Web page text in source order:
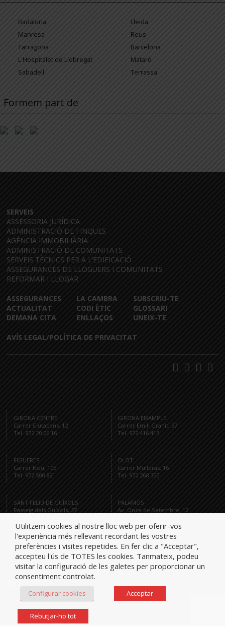
Badalona
Lleida
Manresa
Reus
Tarragona
Barcelona
L'Hospitalet de Llobregat
Mataró
Sabadell
Terrassa
Formem part de
SERVEIS
ASSESSORIA JURÍDICA
ADMINISTRACIÓ DE FINQUES
AGÈNCIA IMMOBILIÀRIA
ADMINISTRACIÓ DE COMUNITATS
SERVEIS TÈCNICS PER A L’EDIFICACIÓ
ASSEGURANCES DE LLOGUERS I COMUNITATS
REFORMAR I LLOGAR
ASSEGURANCES
ACTUALITAT
DEMANA CITA
LA CAMBRA
CODI ÈTIC
ENLLAÇOS
SUBSCRIU-TE
GLOSSARI
UNEIX-TE
AVÍS LEGAL/POLÍTICA DE PRIVACITAT
GIRONA CENTRE
Carrer Ciutadans, 12
Tel. 972 20 06 16
GIRONA EIXAMPLE
Carrer Emili Grahit, 37
Tel. 972 416 413
FIGUERES
Carrer Nou, 105
Tel. 972 500 821
OLOT
Carrer Mulleras, 16
Tel. 972 268 350
SANT FELIU DE GUÍXOLS
Passeig dels Guíxols, 27
PALAMÓS
Av. Onze de Setembre, 12
Tel.
iglesiesassociats
Utilitzem cookies al nostre lloc web per oferir-vos
l'experiència més rellevant recordant les vostres
preferències i visites repetides. En fer clic a "Acceptar",
accepteu l'ús de TOTES les cookies. Tanmateix, podeu
visitar la configuració de les galetes per proporcionar un
consentiment controlat.
Configurar cookies Acceptar
Rebutjar-ho tot